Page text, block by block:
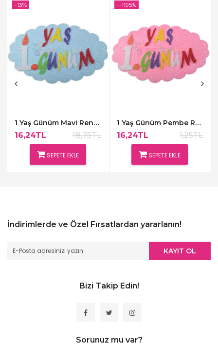
-13%
1 Yaş Günüm Mavi Renk Kapı Süsü,48x30cm
16,24TL 18,75TL
SEPETE EKLE
--1195%
1 Yaş Günüm Pembe Renk Kapı Süsü,48x30cm
16,24TL 1,25TL
SEPETE EKLE
İndirimlerde ve Özel Fırsatlardan yararlanın!
KAYIT OL
Bizi Takip Edin!
Sorunuz mu var?